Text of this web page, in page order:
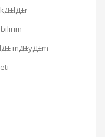
mД±yД±m